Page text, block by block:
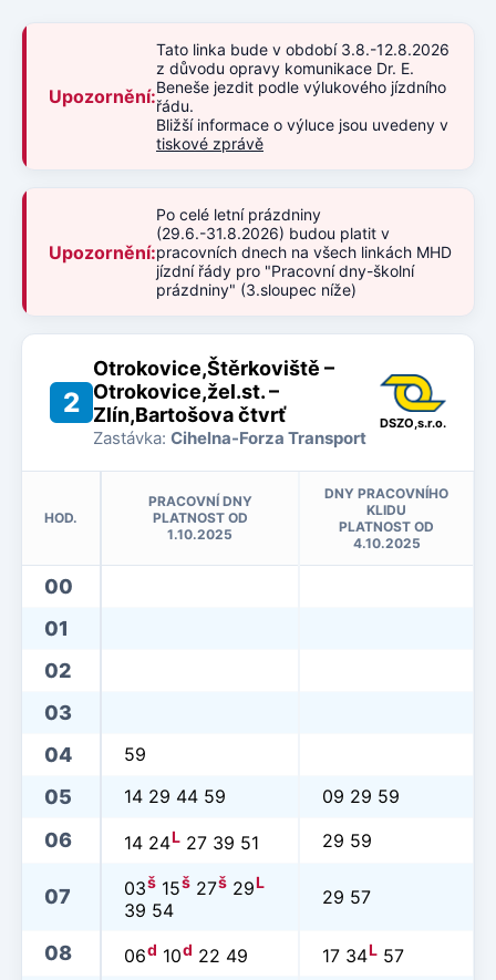
Upozornění:
Tato linka bude v období 3.8.-12.8.2026
z důvodu opravy komunikace Dr. E.
Beneše jezdit podle výlukového jízdního
řádu.
Bližší informace o výluce jsou uvedeny v
tiskové zprávě
Upozornění:
Po celé letní prázdniny
(29.6.-31.8.2026) budou platit v
pracovních dnech na všech linkách MHD
jízdní řády pro "Pracovní dny-školní
prázdniny" (3.sloupec níže)
2
Otrokovice,Štěrkoviště –
Otrokovice,žel.st. –
Zlín,Bartošova čtvrť
Zastávka: Cihelna-Forza Transport
DSZO,s.r.o.
HOD.
PRACOVNÍ DNY
PLATNOST OD
1.10.2025
DNY PRACOVNÍHO
KLIDU
PLATNOST OD
4.10.2025
00
01
02
03
04
59
05 14 29 44 59 09 29 59
06 14 24L 27 39 51 29 59
07 03š 15š 27š 29L
39 54
29 57
08 06d 10d 22 49 17 34L 57